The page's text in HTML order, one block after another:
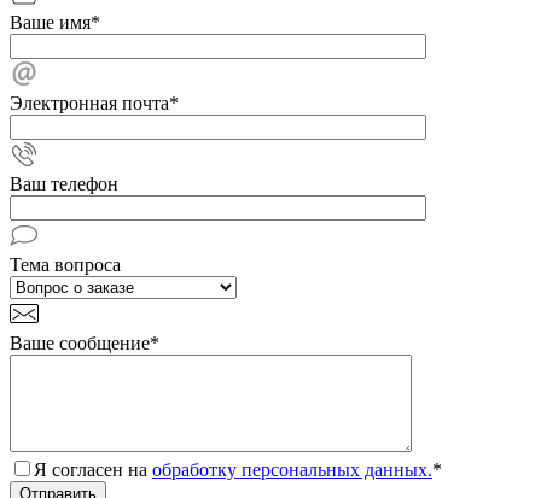
Ваше имя*
Электронная почта*
Ваш телефон
Тема вопроса
Ваше сообщение*
Я согласен на обработку персональных данных.*